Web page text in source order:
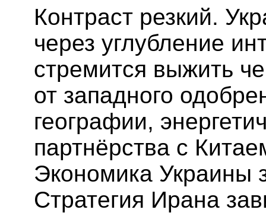
Контраст резкий.
через углубление
стремится выжить
от западного
географии,
партнёрства с
Экономика Украины
Стратегия Ирана